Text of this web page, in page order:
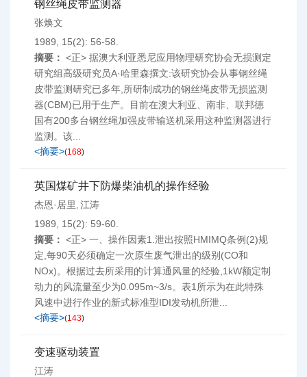
钢丝绳皮带监测器
张焕文
1989, 15(2): 56-58.
摘要： <正> 据澳大利亚悉尼应用物理研究协会无损测定
研究组高级研究员A·哈里森撰文:该研究协会从事钢丝绳
皮带监测研究已多年,所研制成功的钢丝绳皮带无损监测
器(CBM)已用于生产。目前在澳大利亚、南非、联邦德
国有200多台钢丝绳加强皮带输送机采用这种监测器进行
监测。该...
<摘要>(168)
英国煤矿井下防爆柴油机的操作经验
杰恩·居里 , 江涛
1989, 15(2): 59-60.
摘要： <正> 一、操作因素1.泄出按照HMIMQ条例(2)规
定,每90天必须确定一次原生废气泄出的级别(CO和
NOx)。根据过去所采用的计算通风量的经验,1kW额定制
动力的风流量至少为0.095m~3/s。表1所示为在此特殊
风速中进行作业的新式标准型IDI发动机所泄...
<摘要>(143)
变速驱动装置
江涛